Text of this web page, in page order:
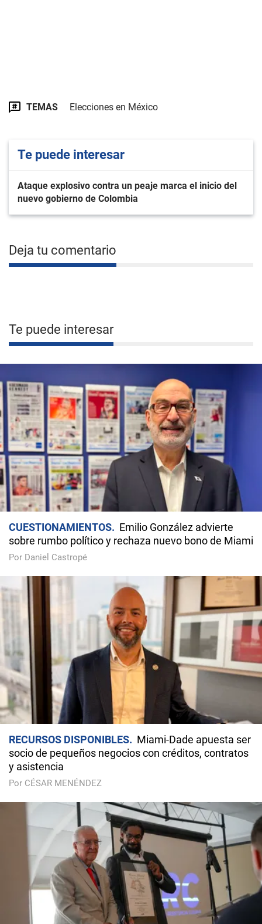
TEMAS Elecciones en México
Te puede interesar
Ataque explosivo contra un peaje marca el inicio del
nuevo gobierno de Colombia
Deja tu comentario
Te puede interesar
CUESTIONAMIENTOS
Emilio González advierte
sobre rumbo político y rechaza nuevo bono de Miami
Por Daniel Castropé
RECURSOS DISPONIBLES
Miami-Dade apuesta ser
socio de pequeños negocios con créditos, contratos
y asistencia
Por CÉSAR MENÉNDEZ